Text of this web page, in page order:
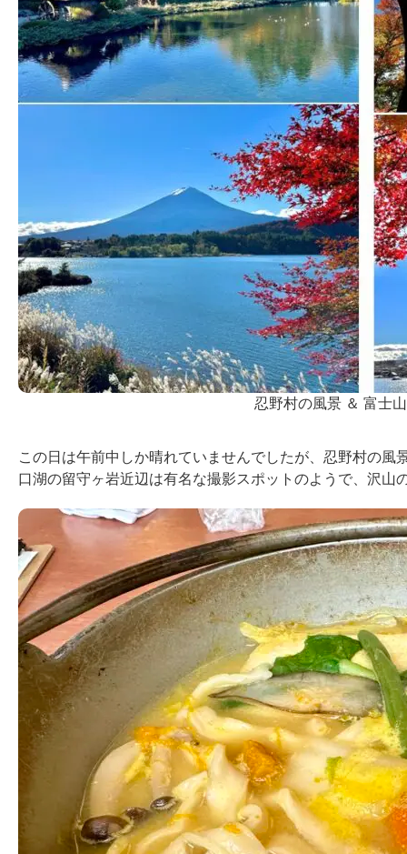
忍野村の風景 ＆ 富士
この日は午前中しか晴れていませんでしたが、忍野村の
口湖の留守ヶ岩近辺は有名な撮影スポットのようで、沢山